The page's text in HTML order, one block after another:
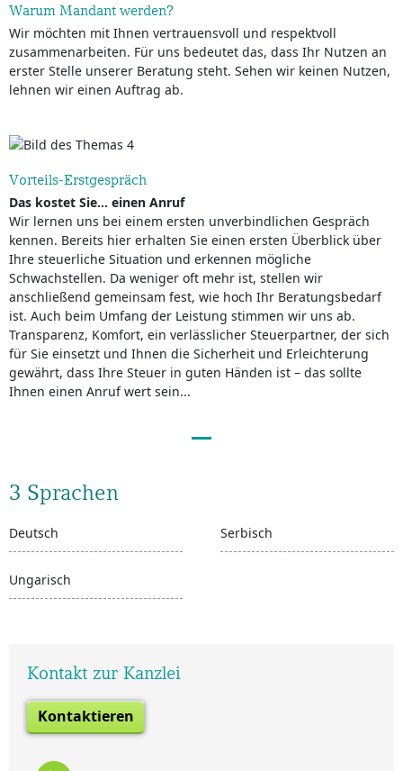
Warum Mandant werden?
Wir möchten mit Ihnen vertrauensvoll und respektvoll
zusammenarbeiten. Für uns bedeutet das, dass Ihr Nutzen an
erster Stelle unserer Beratung steht. Sehen wir keinen Nutzen,
lehnen wir einen Auftrag ab.
Vorteils-Erstgespräch
Das kostet Sie… einen Anruf
Wir lernen uns bei einem ersten unverbindlichen Gespräch
kennen. Bereits hier erhalten Sie einen ersten Überblick über
Ihre steuerliche Situation und erkennen mögliche
Schwachstellen. Da weniger oft mehr ist, stellen wir
anschließend gemeinsam fest, wie hoch Ihr Beratungsbedarf
ist. Auch beim Umfang der Leistung stimmen wir uns ab.
Transparenz, Komfort, ein verlässlicher Steuerpartner, der sich
für Sie einsetzt und Ihnen die Sicherheit und Erleichterung
gewährt, dass Ihre Steuer in guten Händen ist – das sollte
Ihnen einen Anruf wert sein...
3 Sprachen
Deutsch Serbisch
Ungarisch
Kontakt zur Kanzlei
Kontaktieren